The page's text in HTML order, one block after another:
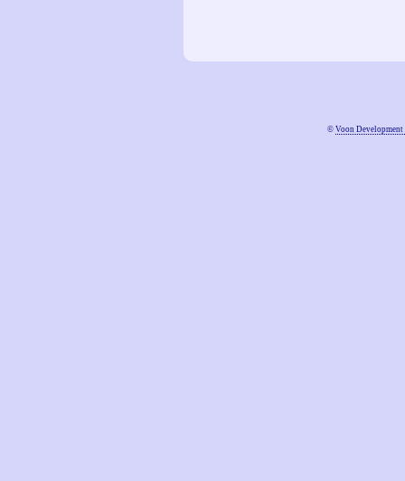
© Voon Development